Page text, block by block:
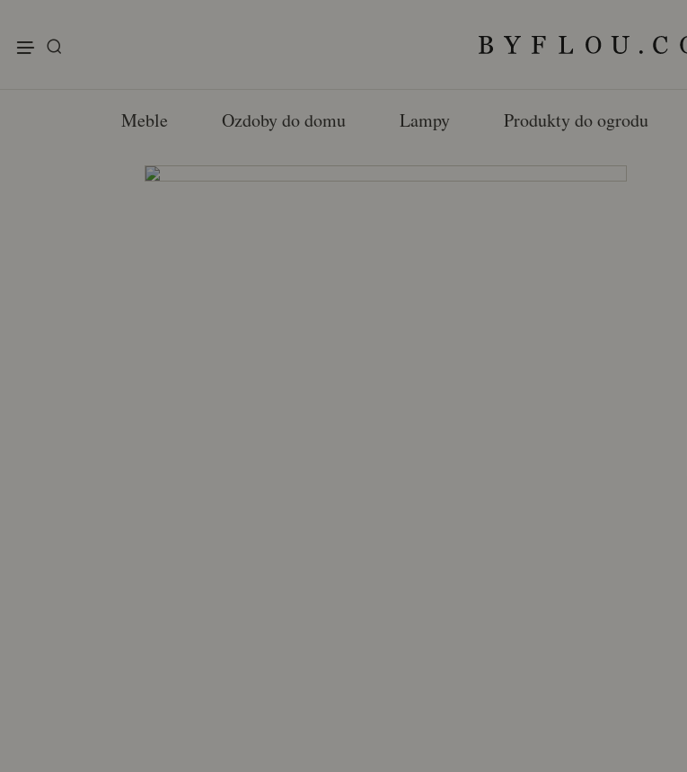
Meble Ozdoby do domu Lampy Produkty do ogrodu